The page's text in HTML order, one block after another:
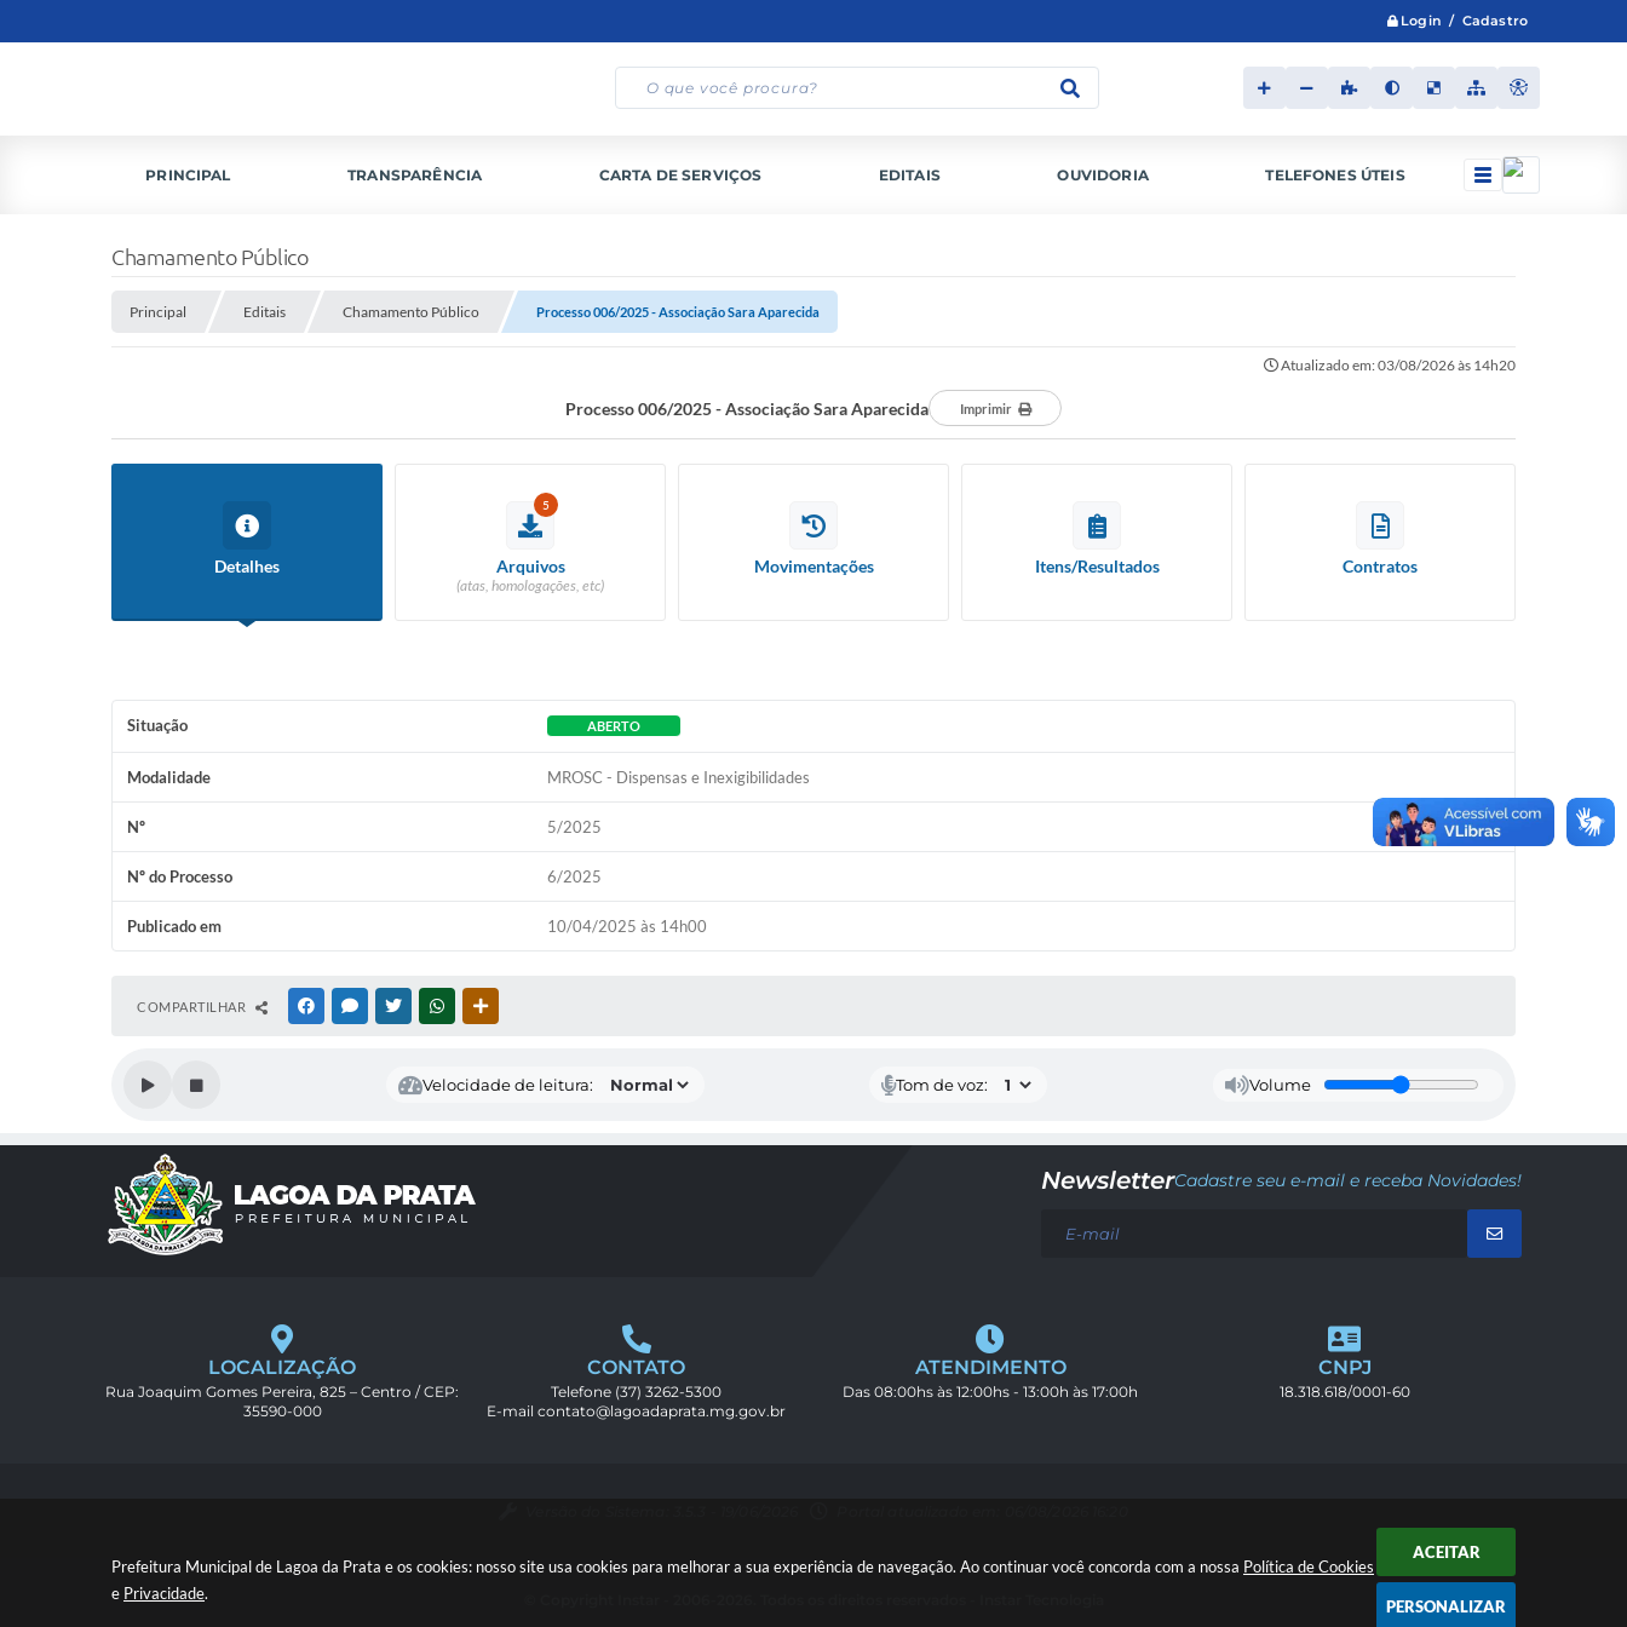
Prefeitura Municipal de Lagoa da Prata e os cookies: nosso site usa cookies para melhorar a sua experiência de navegação. Ao continuar você concorda com a nossa Política de Cookies
e Privacidade.
ACEITAR
PERSONALIZAR
Login / Cadastro
PRINCIPAL TRANSPARÊNCIA CARTA DE SERVIÇOS EDITAIS OUVIDORIA TELEFONES ÚTEIS
Chamamento Público
Principal Editais Chamamento Público Processo 006/2025 - Associação Sara Aparecida
Atualizado em: 03/08/2026 às 14h20
Processo 006/2025 - Associação Sara Aparecida Imprimir
Detalhes
5
Arquivos
(atas, homologações, etc)
Movimentações Itens/Resultados Contratos
Situação ABERTO
Modalidade MROSC - Dispensas e Inexigibilidades
Nº 5/2025
Nº do Processo 6/2025
Publicado em 10/04/2025 às 14h00
COMPARTILHAR FACEBOOKMESSENGER
TWITTERWHATSAPP
Velocidade de leitura: Tom de voz: Volume
NewsletterCadastre seu e-mail e receba Novidades!
LOCALIZAÇÃO
Rua Joaquim Gomes Pereira, 825 – Centro / CEP:
35590-000
CONTATO
Telefone (37) 3262-5300
E-mailcontato@lagoadaprata.mg.gov.br
ATENDIMENTO
Das 08:00hs às 12:00hs - 13:00h às 17:00h
CNPJ
18.318.618/0001-60